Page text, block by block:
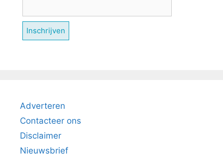
Adverteren
Contacteer ons
Disclaimer
Nieuwsbrief